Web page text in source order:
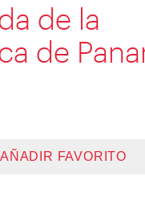
de la
de
AÑADIR FAVORITO